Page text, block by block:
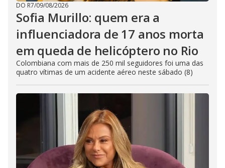
DO R7/09/08/2026
Sofia Murillo: quem era a
influenciadora de 17 anos morta
em queda de helicóptero no Rio
Colombiana com mais de 250 mil seguidores foi uma das
quatro vítimas de um acidente aéreo neste sábado (8)